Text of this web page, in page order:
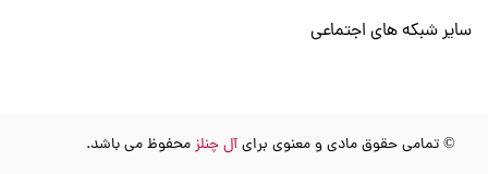
سایر شبکه های اجتماعی
© تمامی حقوق مادی و معنوی برایآل چنلزمحفوظ می باشد.